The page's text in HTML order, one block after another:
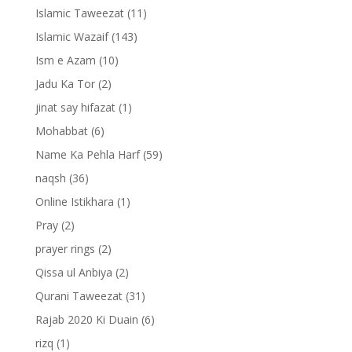
Islamic Taweezat(11)
Islamic Wazaif(143)
Ism e Azam (10)
Jadu Ka Tor(2)
jinat say hifazat(1)
Mohabbat(6)
Name Ka Pehla Harf(59)
naqsh (36)
Online Istikhara (1)
Pray(2)
prayer rings (2)
Qissa ul Anbiya (2)
Qurani Taweezat(31)
Rajab 2020 Ki Duain (6)
rizq (1)